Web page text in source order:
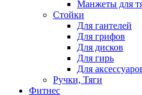
Манжеты для
Стойки
Для гантелей
Для грифов
Для дисков
Для гирь
Для
Ручки, Тяги
Фитнес